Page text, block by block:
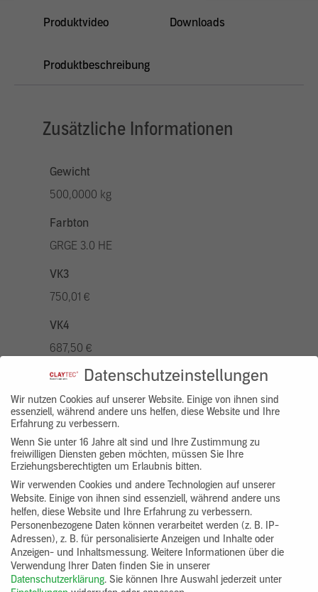
Produktvideo Downloads
Produktbeschreibung
Zusätzliche Informationen
Gewicht
500,0000 kg
Farbton
GRGE 3.0 HE
VK3
750,01 €
VK4
687,50 €
VK5
875,01 €
VK7
625,00 €
Gruppenprodukt
yosima_designputz_bigb
Datenschutzeinstellungen
Wir nutzen Cookies auf unserer Website. Einige von ihnen sind
essenziell, während andere uns helfen, diese Website und Ihre
Erfahrung zu verbessern.
Wenn Sie unter 16 Jahre alt sind und Ihre Zustimmung zu
freiwilligen Diensten geben möchten, müssen Sie Ihre
Erziehungsberechtigten um Erlaubnis bitten.
Wir verwenden Cookies und andere Technologien auf unserer
Website. Einige von ihnen sind essenziell, während andere uns
helfen, diese Website und Ihre Erfahrung zu verbessern.
Personenbezogene Daten können verarbeitet werden (z. B. IP-
Adressen), z. B. für personalisierte Anzeigen und Inhalte oder
Anzeigen- und Inhaltsmessung. Weitere Informationen über die
Verwendung Ihrer Daten finden Sie in unserer
Datenschutzerklärung. Sie können Ihre Auswahl jederzeit unter